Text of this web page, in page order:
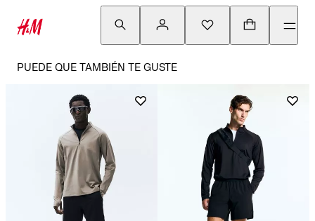
PUEDE QUE TAMBIÉN TE GUSTE